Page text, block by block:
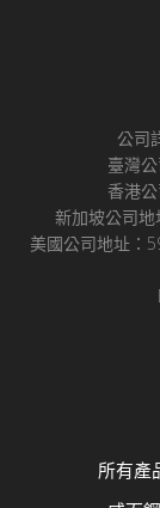
公司
臺灣
香港
新加坡公司
美國公司地址：
所有產